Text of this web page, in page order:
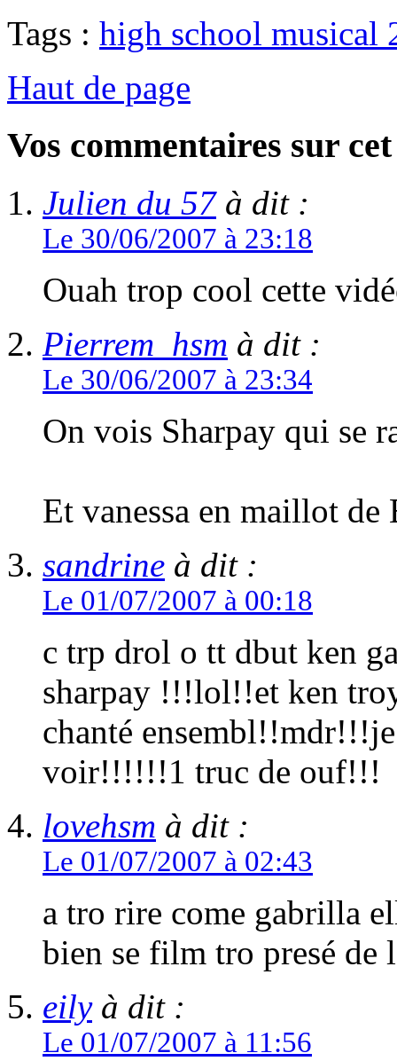
Tags : high school musical
Haut de page
Vos commentaires sur
Julien du 57à dit :
Le 30/06/2007 à 23:18
Ouah trop cool cette
Pierrem_hsm à dit :
Le 30/06/2007 à 23:34
On vois Sharpay qui se
Et vanessa en maillot
sandrine à dit :
Le 01/07/2007 à 00:18
c trp drol o tt dbut ken
sharpay !!!lol!!et ken
chanté
voir!!!!!!1 truc de ouf!!!
lovehsm à dit :
Le 01/07/2007 à 02:43
a tro rire come gabrilla
bien se film tro presé
eilyà dit :
Le 01/07/2007 à 11:56